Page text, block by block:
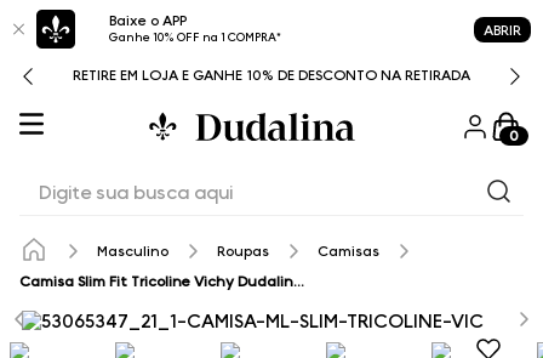
Baixe o APP
Ganhe 10% OFF na 1 COMPRA* ABRIR
RETIRE EM LOJA E GANHE 10% DE DESCONTO NA RETIRADA
0
Masculino Roupas
Camisas
Camisa Slim Fit Tricoline Vichy Dudalina Masculina